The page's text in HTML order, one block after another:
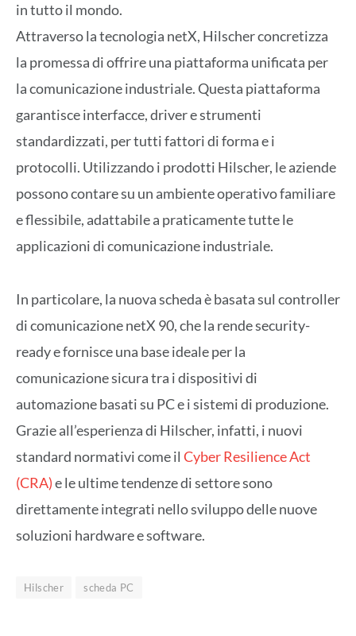
in tutto il mondo.
Attraverso la tecnologia netX, Hilscher concretizza
la promessa di offrire una piattaforma unificata per
la comunicazione industriale. Questa piattaforma
garantisce interfacce, driver e strumenti
standardizzati, per tutti fattori di forma e i
protocolli. Utilizzando i prodotti Hilscher, le aziende
possono contare su un ambiente operativo familiare
e flessibile, adattabile a praticamente tutte le
applicazioni di comunicazione industriale.
In particolare, la nuova scheda è basata sul controller
di comunicazione netX 90, che la rende security-
ready e fornisce una base ideale per la
comunicazione sicura tra i dispositivi di
automazione basati su PC e i sistemi di produzione.
Grazie all’esperienza di Hilscher, infatti, i nuovi
standard normativi come il Cyber Resilience Act
(CRA)e le ultime tendenze di settore sono
direttamente integrati nello sviluppo delle nuove
soluzioni hardware e software.
Hilscher scheda PC